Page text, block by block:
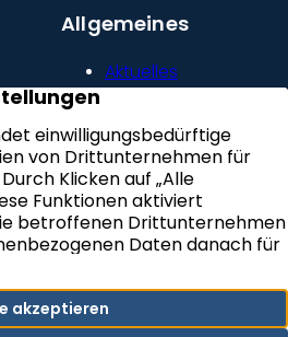
Allgemeines
Aktuelles
Impressum
Datenschutz
Erklärung zur
Barrierefreiheit